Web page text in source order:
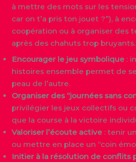
à mettre des mots sur les
car on t’a pris ton jouet ?”), à
coopération ou à organiser des
après des chahuts trop bruyants.
Encourager le jeu symbolique:
histoires ensemble permet de
peau de l’autre.
Organiser des “journées sans
privilégier les jeux collectifs ou
que la course à la victoire
Valoriser l’écoute active: tenir
ou mettre en place un “coin
Initier à la résolution de conflits